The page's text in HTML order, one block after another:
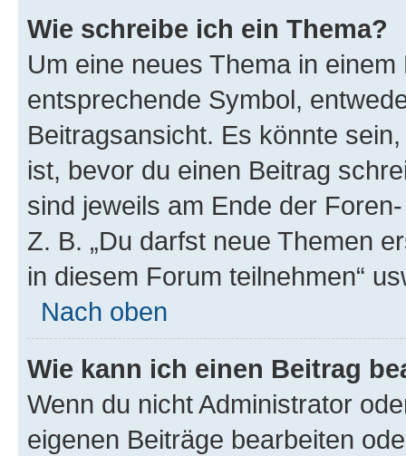
Wie schreibe ich ein Thema?
Um eine neues Thema in
entsprechende Symbol,
Beitragsansicht. Es könnte
ist, bevor du einen Beitrag
sind jeweils am Ende der
Z. B. „Du darfst neue Themen
in diesem Forum teilnehmen“
Nach oben
Wie kann ich einen Beitrag
Wenn du nicht Administrator
eigenen Beiträge bearbeiten